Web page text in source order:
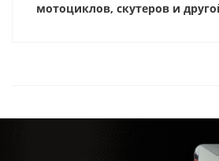
мотоциклов, скутеров и